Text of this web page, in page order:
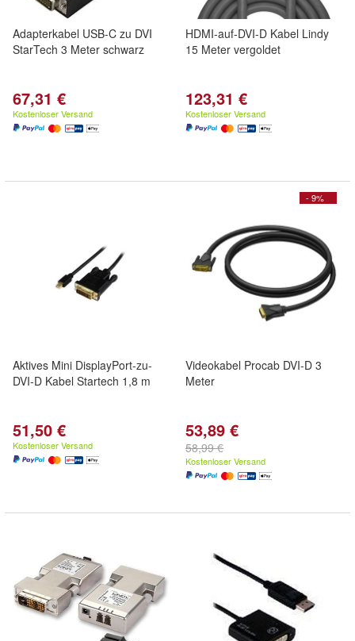
Adapterkabel USB-C zu DVI
StarTech 3 Meter schwarz
67,31 €
Kostenloser Versand
HDMI-auf-DVI-D Kabel Lindy
15 Meter vergoldet
123,31 €
Kostenloser Versand
Aktives Mini DisplayPort-zu-
DVI-D Kabel Startech 1,8 m
51,50 €
Kostenloser Versand
- 9%
Videokabel Procab DVI-D 3
Meter
53,89 €
58,99 €
Kostenloser Versand